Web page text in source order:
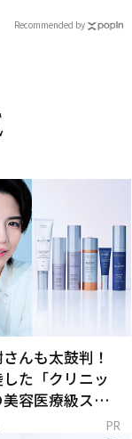
Recommended by
んも太鼓判！
た「クリニッ
容医療級スキ
PR